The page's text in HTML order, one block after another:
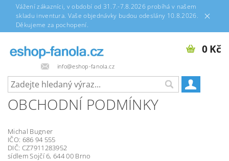
Vážení zákazníci, v období od 31.7.-7.8.2026 probíhá v našem
skladu inventura. Vaše objednávky budou odeslány 10.8.2026.
Děkujeme za pochopení.
info@eshop-fanola.cz
0 Kč
OBCHODNÍ PODMÍNKY
Michal Bugner
IČO: 686 94 555
DIČ: CZ7911283952
sídlem Sojčí 6, 644 00 Brno